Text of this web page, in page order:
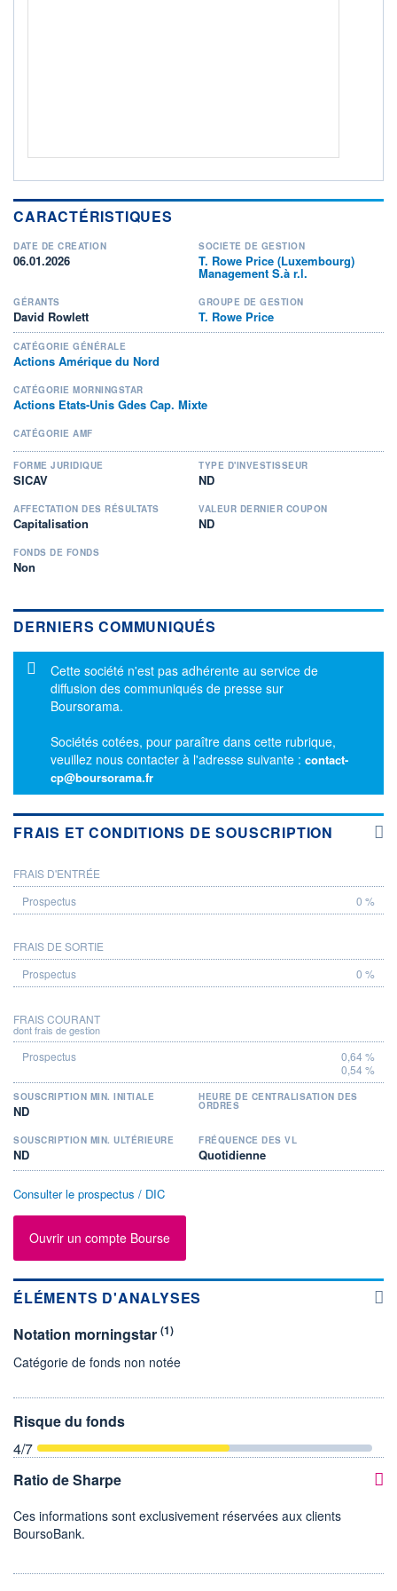
+ PORTEFEUILLE + LISTE
CARACTÉRISTIQUES
DATE DE CRÉATION
06.01.2026
SOCIÉTÉ DE GESTION
T. Rowe Price (Luxembourg)
Management S.à r.l.
GÉRANTS
David Rowlett
GROUPE DE GESTION
T. Rowe Price
CATÉGORIE GÉNÉRALE
Actions Amérique du Nord
CATÉGORIE MORNINGSTAR
Actions Etats-Unis Gdes Cap. Mixte
CATÉGORIE AMF
FORME JURIDIQUE
SICAV
TYPE D'INVESTISSEUR
ND
AFFECTATION DES RÉSULTATS
Capitalisation
VALEUR DERNIER COUPON
ND
FONDS DE FONDS
Non
DERNIERS COMMUNIQUÉS
Message d'information
Cette société n'est pas adhérente au service de
diffusion des communiqués de presse sur
Boursorama.
Sociétés cotées, pour paraître dans cette rubrique,
veuillez nous contacter à l'adresse suivante : contact-
cp@boursorama.fr
FRAIS ET CONDITIONS DE SOUSCRIPTION
PROSPECTUS
FRAIS D'ENTRÉE
0 %
FRAIS DE SORTIE
0 %
FRAIS COURANT
dont frais de gestion
0,64 %
0,54 %
SOUSCRIPTION MIN. INITIALE
ND
HEURE DE CENTRALISATION DES
ORDRES
SOUSCRIPTION MIN. ULTÉRIEURE
ND
FRÉQUENCE DES VL
Quotidienne
Consulter le prospectus / DIC
Ouvrir un compte Bourse
ÉLÉMENTS D'ANALYSES
Notation morningstar (1)
Catégorie de fonds non notée
Risque du fonds
4/7
Ratio de Sharpe
Ces informations sont exclusivement réservées aux clients
BoursoBank.